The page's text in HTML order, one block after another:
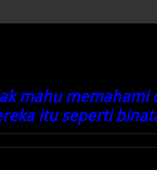
mahu
itu seperti